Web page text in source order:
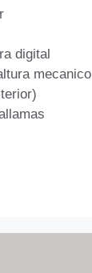
digital
mecanico